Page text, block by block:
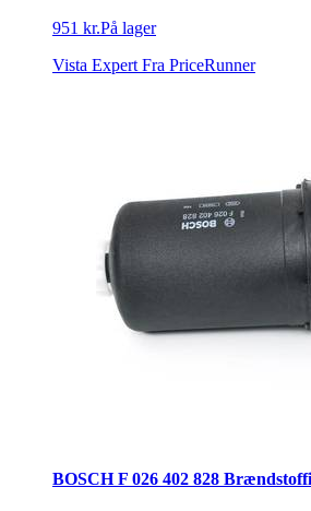
951 kr.På lager
Vista Expert Fra PriceRunner
BOSCH F 026 402 828